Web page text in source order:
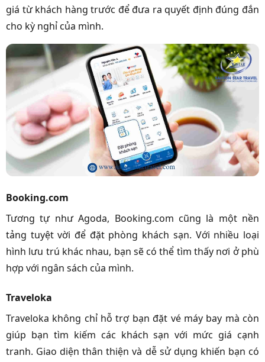
giá từ khách hàng trước để đưa ra quyết định đúng đắn
cho kỳ nghỉ của mình.
Booking.com
Tương tự như Agoda, Booking.com cũng là một nền
tảng tuyệt vời để đặt phòng khách sạn. Với nhiều loại
hình lưu trú khác nhau, bạn sẽ có thể tìm thấy nơi ở phù
hợp với ngân sách của mình.
Traveloka
Traveloka không chỉ hỗ trợ bạn đặt vé máy bay mà còn
giúp bạn tìm kiếm các khách sạn với mức giá cạnh
tranh. Giao diện thân thiện và dễ sử dụng khiến bạn có